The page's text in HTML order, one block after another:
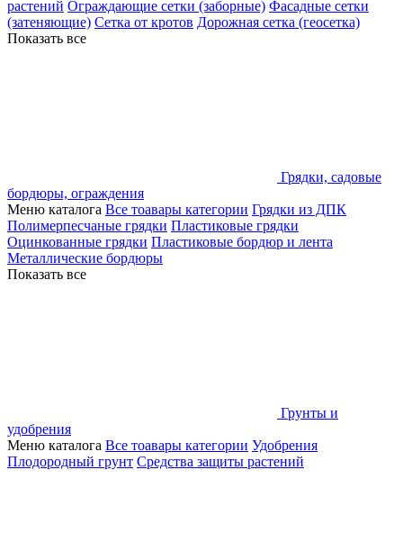
растений Ограждающие сетки (заборные) Фасадные сетки
(затеняющие) Сетка от кротов Дорожная сетка (геосетка)
Показать все
Грядки, садовые
бордюры, ограждения
Меню каталога Все тоавары категории Грядки из ДПК
Полимерпесчаные грядки Пластиковые грядки
Оцинкованные грядки Пластиковые бордюр и лента
Металлические бордюры
Показать все
Грунты и
удобрения
Меню каталога Все тоавары категории Удобрения
Плодородный грунт Средства защиты растений